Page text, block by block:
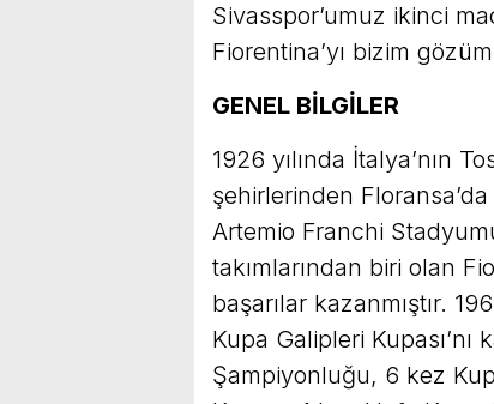
Sivasspor’umuz ikinci
Fiorentina’yı bizim
GENEL BİLGİLER
1926 yılında İtalya’nın
şehirlerinden
Artemio Franchi
takımlarından biri olan
başarılar kazanmıştır.
Kupa Galipleri
Şampiyonluğu, 6 kez